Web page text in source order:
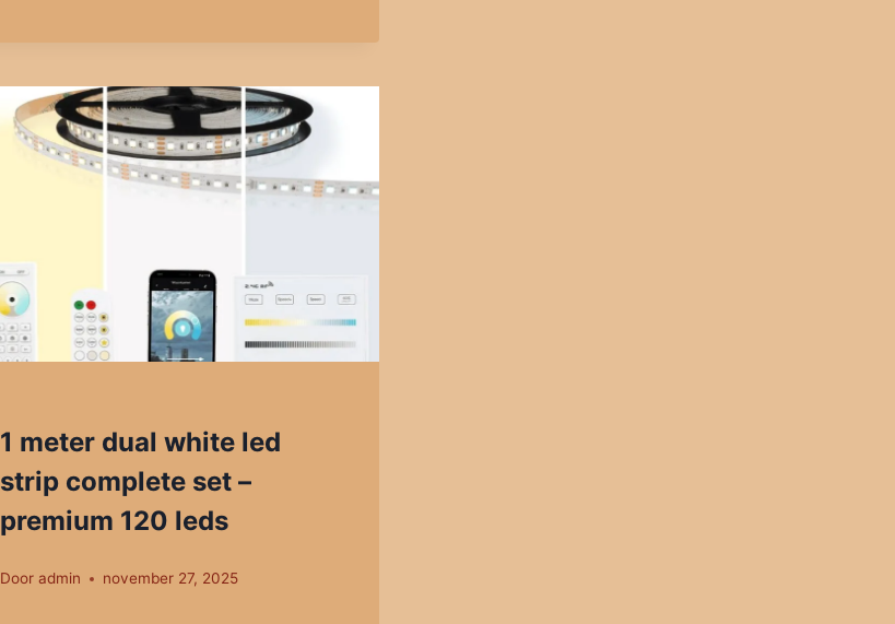
1 meter dual white led
strip complete set –
premium 120 leds
Door admin november 27, 2025